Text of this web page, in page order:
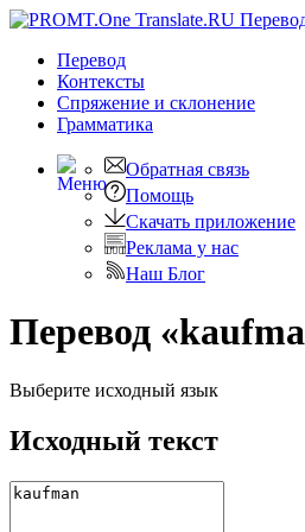
Перевод
Контексты
Спряжение и склонение
Грамматика
Обратная связь
Помощь
Скачать приложение
Реклама у нас
Наш Блог
Перевод
Выберите исходный язык
Исходный текст